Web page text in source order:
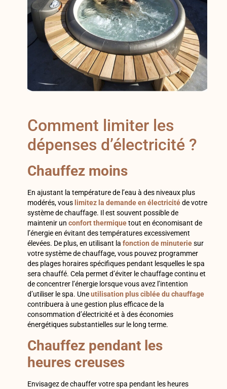
Comment limiter les
dépenses d’électricité ?
Chauffez moins
En ajustant la température de l’eau à des niveaux plus
modérés, vous limitez la demande en électricitéde votre
système de chauffage. Il est souvent possible de
maintenir un confort thermiquetout en économisant de
l’énergie en évitant des températures excessivement
élevées. De plus, en utilisant la fonction de minuteriesur
votre système de chauffage, vous pouvez programmer
des plages horaires spécifiques pendant lesquelles le spa
sera chauffé. Cela permet d’éviter le chauffage continu et
de concentrer l’énergie lorsque vous avez l’intention
d’utiliser le spa. Uneutilisation plus ciblée du chauffage
contribuera à une gestion plus efficace de la
consommation d’électricité et à des économies
énergétiques substantielles sur le long terme.
Chauffez pendant les
heures creuses
Envisagez de chauffer votre spa pendant les heures